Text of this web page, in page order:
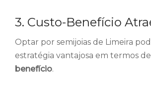
3. Custo-Benefício
Optar por semijoias de Limeira
estratégia vantajosa em termos de
benefício.